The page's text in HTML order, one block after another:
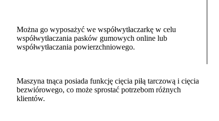
Można go wyposażyć we współwytłaczarkę w celu
współwytłaczania pasków gumowych online lub
współwytłaczania powierzchniowego.
Maszyna tnąca posiada funkcję cięcia piłą tarczową i cięcia
bezwiórowego, co może sprostać potrzebom różnych
klientów.